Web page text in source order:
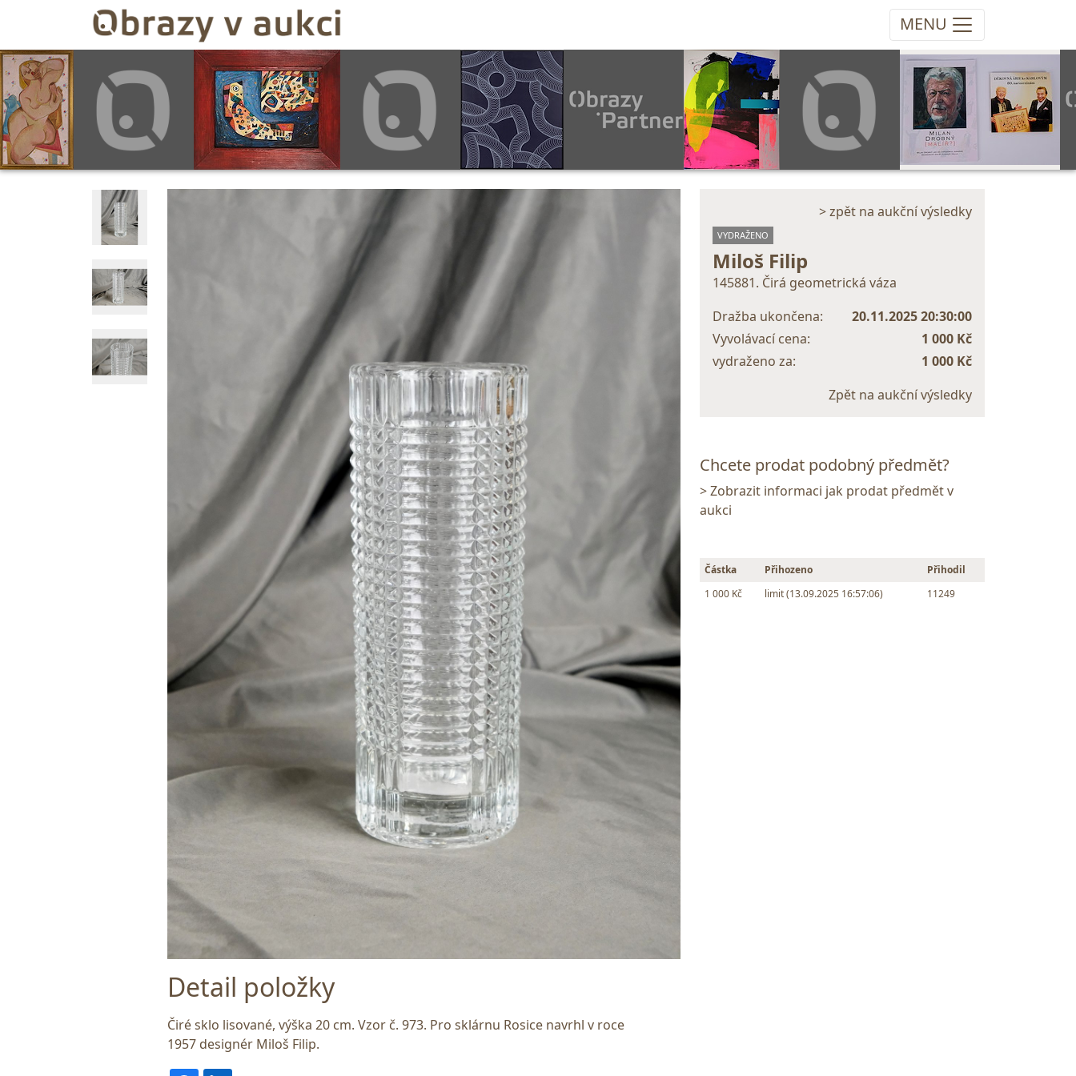
MENU
Detail položky
Čiré sklo lisované, výška 20 cm. Vzor č. 973. Pro sklárnu Rosice navrhl v roce
1957 designér Miloš Filip.
> zpět na aukční výsledky
VYDRAŽENO
Miloš Filip
145881. Čirá geometrická váza
Dražba ukončena:
20.11.2025 20:30:00
Vyvolávací cena:
1 000 Kč
vydraženo za:
1 000 Kč
Zpět na aukční výsledky
Chcete prodat podobný předmět?
> Zobrazit informaci jak prodat předmět v
aukci
Částka Přihozeno
Přihodil
1 000 Kč
limit (13.09.2025 16:57:06) 11249